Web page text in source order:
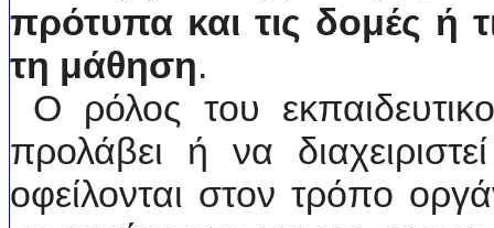
πρότυπα και τις δομές ή
τη μάθηση.
Ο ρόλος του
προλάβει ή να
οφείλονται στον τρόπο